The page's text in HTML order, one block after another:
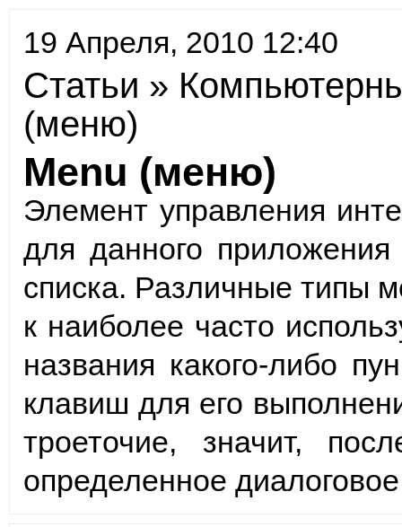
19 Апреля, 2010 12:40
Статьи »
(меню)
Menu (меню)
Элемент управления
для данного
списка. Различные типы
к наиболее часто
названия какого-либо
клавиш для его
троеточие, значит,
определенное